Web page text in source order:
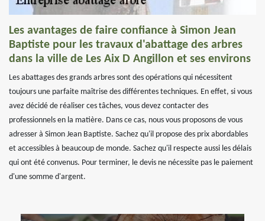
Les avantages de faire confiance à Simon Jean
Baptiste pour les travaux d'abattage des arbres
dans la ville de Les Aix D Angillon et ses environs
Les abattages des grands arbres sont des opérations qui nécessitent
toujours une parfaite maîtrise des différentes techniques. En effet, si vous
avez décidé de réaliser ces tâches, vous devez contacter des
professionnels en la matière. Dans ce cas, nous vous proposons de vous
adresser à Simon Jean Baptiste. Sachez qu'il propose des prix abordables
et accessibles à beaucoup de monde. Sachez qu'il respecte aussi les délais
qui ont été convenus. Pour terminer, le devis ne nécessite pas le paiement
d'une somme d'argent.